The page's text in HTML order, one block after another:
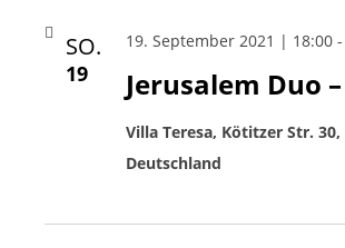
SO.
19 Jerusalem Duo
19. September 2021 | 18:00-
Villa Teresa, Kötitzer Str. 30,
Deutschland